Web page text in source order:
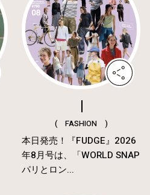
( FASHION )
本日発売！『FUDGE』2026
年8月号は、「WORLD SNAP
パリとロン...